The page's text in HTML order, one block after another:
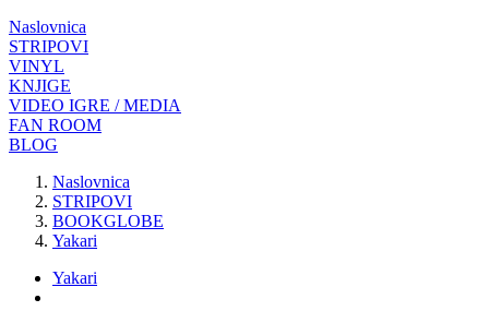
Naslovnica
STRIPOVI
VINYL
KNJIGE
VIDEO IGRE / MEDIA
FAN ROOM
BLOG
Naslovnica
STRIPOVI
BOOKGLOBE
Yakari
Yakari